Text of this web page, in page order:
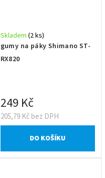
gumy na páky Shimano ST-
RX820
Skladem (2 ks)
205,79 Kč bez DPH
249 Kč
DO KOŠÍKU